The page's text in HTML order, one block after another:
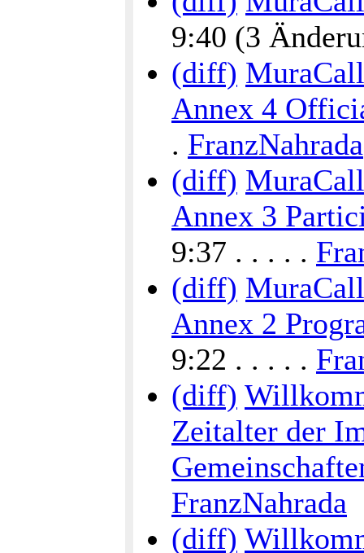
9:40 (3
(diff)
Annex 4
. FranzNahrada
(diff)
Annex 3
9:37 . . . . .
(diff)
Annex 2
9:22 . . . . .
(diff)
Zeitalter der
FranzNahrada
(diff)